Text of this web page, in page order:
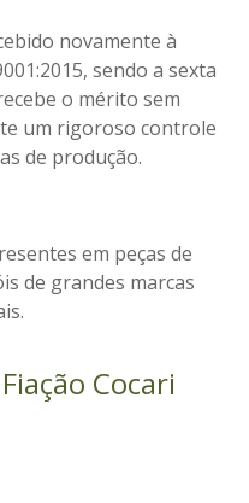
novamente à
sendo a sexta
o mérito sem
um rigoroso controle
de produção.
em peças de
de grandes marcas
Cocari